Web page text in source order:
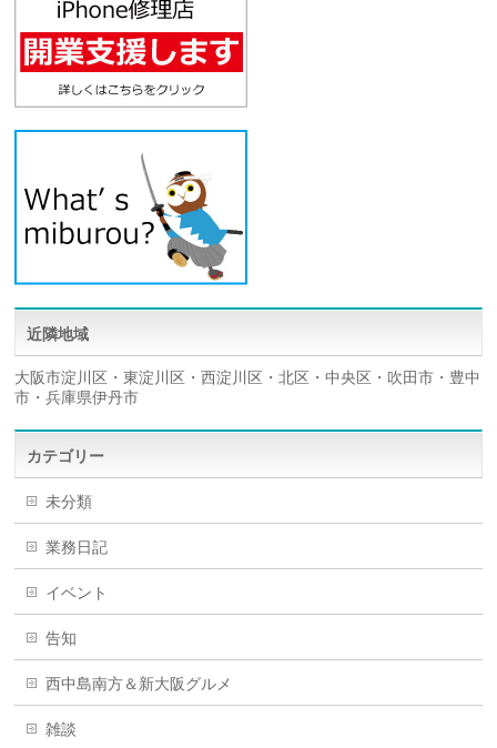
近隣地域
大阪市淀川区・東淀川区・西淀川区・北区・中央区・吹田市・豊中
市・兵庫県伊丹市
カテゴリー
未分類
業務日記
イベント
告知
西中島南方＆新大阪グルメ
雑談